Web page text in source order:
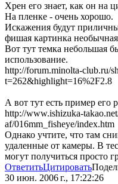
Хрен его знает, как он на
На пленке - очень хорошо.
Искажения будут
фишая картинка
Вот тут темка небольшая
использование.
http://forum.minolta-club.ru/
t=262&highlight=16%2F2.8
А вот тут есть пример его
http://www.ishizuka-
af/016mm_fisheye/index.htm
Однако учтите, что там
удаленные от камеры. В
могут получиться просто
ОтветитьЦитировать
30 июн. 2006 г., 17:22:26